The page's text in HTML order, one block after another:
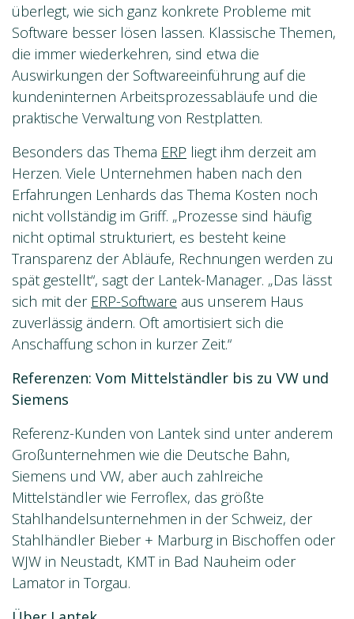
überlegt, wie sich ganz konkrete Probleme mit
Software besser lösen lassen. Klassische Themen,
die immer wiederkehren, sind etwa die
Auswirkungen der Softwareeinführung auf die
kundeninternen Arbeitsprozessabläufe und die
praktische Verwaltung von Restplatten.
Besonders das Thema ERP liegt ihm derzeit am
Herzen. Viele Unternehmen haben nach den
Erfahrungen Lenhards das Thema Kosten noch
nicht vollständig im Griff. „Prozesse sind häufig
nicht optimal strukturiert, es besteht keine
Transparenz der Abläufe, Rechnungen werden zu
spät gestellt“, sagt der Lantek-Manager. „Das lässt
sich mit der ERP-Software aus unserem Haus
zuverlässig ändern. Oft amortisiert sich die
Anschaffung schon in kurzer Zeit.“
Referenzen: Vom Mittelständler bis zu VW und
Siemens
Referenz-Kunden von Lantek sind unter anderem
Großunternehmen wie die Deutsche Bahn,
Siemens und VW, aber auch zahlreiche
Mittelständler wie Ferroflex, das größte
Stahlhandelsunternehmen in der Schweiz, der
Stahlhändler Bieber + Marburg in Bischoffen oder
WJW in Neustadt, KMT in Bad Nauheim oder
Lamator in Torgau.